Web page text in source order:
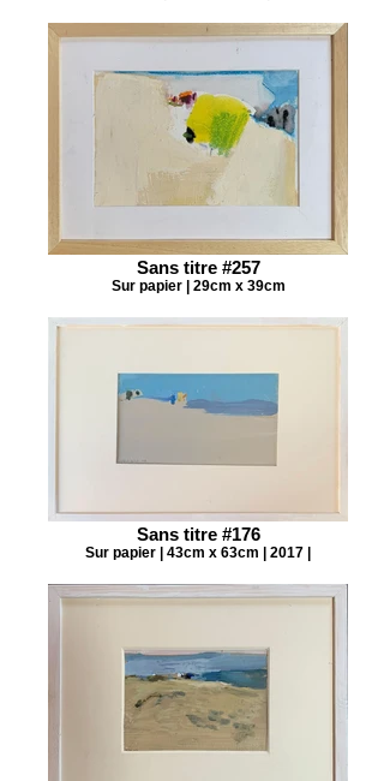
Sans titre #257
Sur papier | 29cm x 39cm
Sans titre #176
Sur papier | 43cm x 63cm | 2017 |